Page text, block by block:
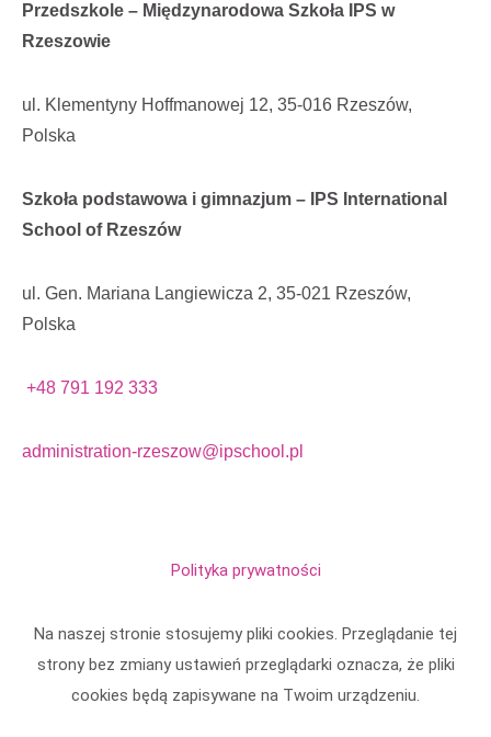
Przedszkole – Międzynarodowa Szkoła IPS w
Rzeszowie
ul. Klementyny Hoffmanowej 12, 35-016 Rzeszów,
Polska
Szkoła podstawowa i gimnazjum – IPS International
School of Rzeszów
ul. Gen. Mariana Langiewicza 2, 35-021 Rzeszów,
Polska
+48 791 192 333
administration-rzeszow@ipschool.pl
Polityka prywatności
Na naszej stronie stosujemy pliki cookies. Przeglądanie tej
strony bez zmiany ustawień przeglądarki oznacza, że pliki
cookies będą zapisywane na Twoim urządzeniu.